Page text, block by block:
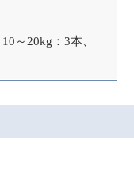
～20kg：3本、